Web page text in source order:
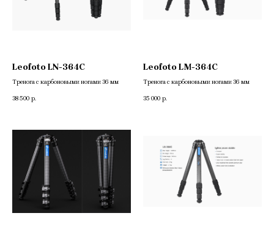
Leofoto LN-364C
Тренога c карбоновыми ногами 36 мм
38 500 р.
Leofoto LM-364C
Тренога c карбоновыми ногами 36 мм
35 000 р.